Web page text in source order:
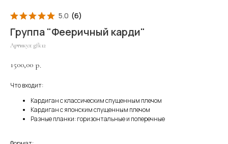
5.0 (6)
Группа "Фееричный карди"
Артикул: gfk12
1500,00 р.
Что входит:
Кардиган с классическим спущенным плечом
Кардиган с японским спущенным плечом
Разные планки: горизонтальные и поперечные